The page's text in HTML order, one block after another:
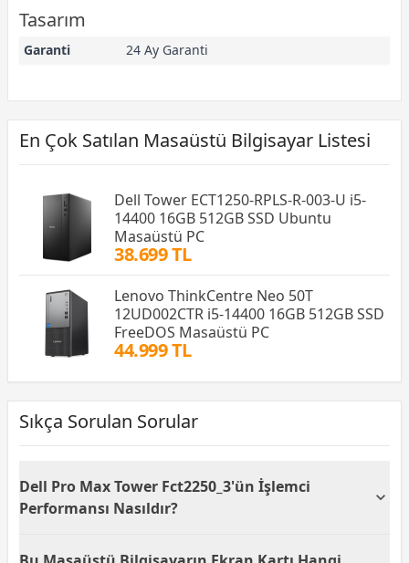
Tasarım
Garanti 24 Ay Garanti
En Çok Satılan Masaüstü Bilgisayar Listesi
Dell Tower ECT1250-RPLS-R-003-U i5-
14400 16GB 512GB SSD Ubuntu
Masaüstü PC
38.699 TL
Lenovo ThinkCentre Neo 50T
12UD002CTR i5-14400 16GB 512GB SSD
FreeDOS Masaüstü PC
44.999 TL
Sıkça Sorulan Sorular
Dell Pro Max Tower Fct2250_3'ün İşlemci
Performansı Nasıldır?